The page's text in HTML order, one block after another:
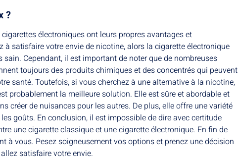
?
électroniques ont leurs propres avantages et
à satisfaire votre envie de nicotine, alors la cigarette électronique
Cependant, il est important de noter que de nombreuses
toujours des produits chimiques et des concentrés qui peuvent
santé. Toutefois, si vous cherchez à une alternative à la nicotine,
probablement la meilleure solution. Elle est sûre et abordable et
créer de nuisances pour les autres. De plus, elle offre une variété
goûts. En conclusion, il est impossible de dire avec certitude
une cigarette classique et une cigarette électronique. En fin de
à vous. Pesez soigneusement vos options et prenez une décision
satisfaire votre envie.